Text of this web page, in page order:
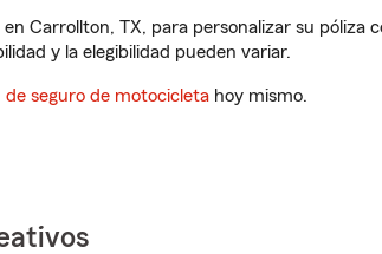
Carrollton, TX, para personalizar su
y la elegibilidad pueden variar.
de seguro de motocicleta hoy mismo.